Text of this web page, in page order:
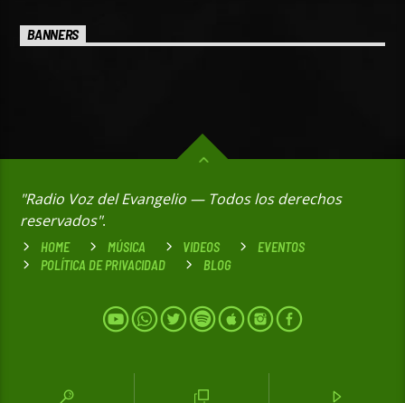
BANNERS
"Radio Voz del Evangelio — Todos los derechos
reservados".
HOME MÚSICA VIDEOS
EVENTOS
POLÍTICA DE PRIVACIDAD
BLOG